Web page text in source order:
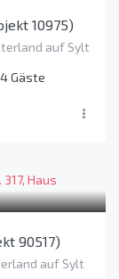
10975)
auf Sylt
4Gäste
90517)
auf Sylt